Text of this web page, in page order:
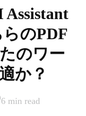
Assistant
のPDF
のワー
か？
6 min read